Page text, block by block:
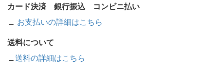
カード決済 銀行振込 コンビニ払い
∟ お支払いの詳細はこちら
送料について
∟送料の詳細はこちら